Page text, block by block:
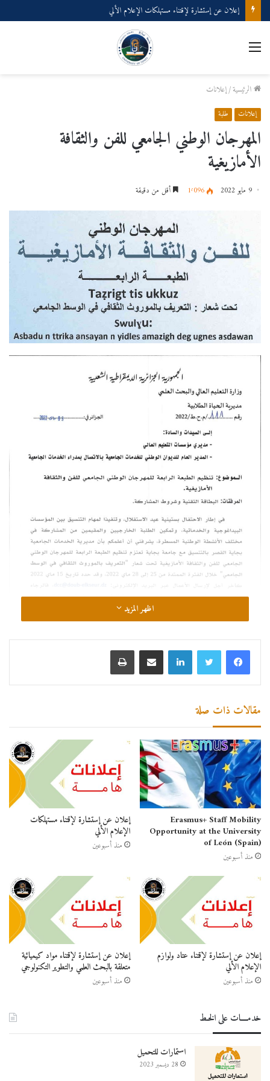
إعلان عن إستشارة لإقتناء عتاد ولوازم الإعلام الألي
القائمة
الرئيسية/إعلانات
إعلانات طلبة
المهرجان الوطني الجامعي للفن والثقافة
الأمازيغية
9 مايو 2022 1٬096 أقل من دقيقة
اظهر المزيد
لينكدإن مشاركة عبر البريد طباعة
مقالات ذات صلة
Erasmus+ Staff Mobility
Opportunity at the University
of León (Spain)
منذ أسبوعين
إعلان عن إستشارة لإقتناء مستهلكات
الإعلام الألي
منذ أسبوعين
إعلان عن إستشارة لإقتناء عتاد ولوازم
الإعلام الألي
منذ أسبوعين
إعلان عن إستشارة لإقتناء مواد كيميائية
متعلقة بالبحث العلمي والتطوير التكنولوجي
منذ أسبوعين
خدمــــات على الخـط
استمارات للتحميل
28 ديسمبر 2023